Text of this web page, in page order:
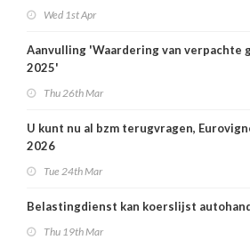
Wed 1st Apr
Aanvulling 'Waardering van verpachte
2025'
Thu 26th Mar
U kunt nu al bzm terugvragen,
2026
Tue 24th Mar
Belastingdienst kan koerslijst
Thu 19th Mar